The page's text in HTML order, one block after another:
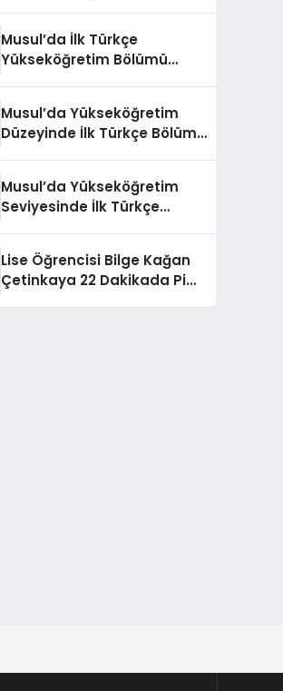
Musul’da İlk Türkçe
Yükseköğretim Bölümü
Musul’da Yükseköğretim
Düzeyinde İlk Türkçe Bölümü
Musul’da Yükseköğretim
Seviyesinde İlk Türkçe
Lise Öğrencisi Bilge Kağan
Çetinkaya 22 Dakikada Pi